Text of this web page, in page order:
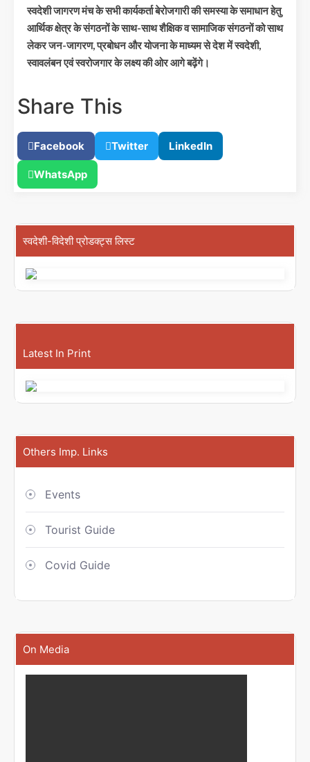
स्वदेशी जागरण मंच के सभी कार्यकर्ता बेरोजगारी की समस्या के समाधान हेतु
आर्थिक क्षेत्र के संगठनों के साथ-साथ शैक्षिक व सामाजिक संगठनों को साथ
लेकर जन-जागरण, प्रबोधन और योजना के माध्यम से देश में स्वदेशी,
स्वावलंबन एवं स्वरोजगार के लक्ष्य की ओर आगे बढ़ेंगे।
Share This
Facebook Twitter LinkedIn
WhatsApp
स्वदेशी-विदेशी प्रोडक्ट्स लिस्ट
Latest In Print
Others Imp. Links
Events
Tourist Guide
Covid Guide
On Media